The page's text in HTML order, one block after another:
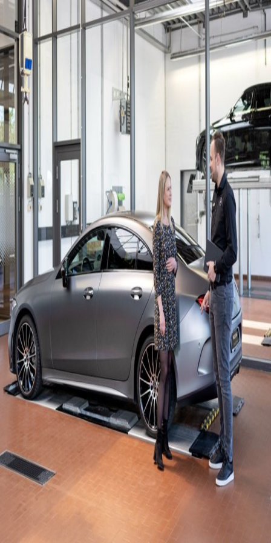
Gesetzliche Prüfungen
Unsere LKW-Werkstätten führen auch sämtliche gesetzliche
Prüfungen durch: darunter analoge und digitale
Fahrtenschreiberprüfung, Sicherheits- und UVV-Prüfung. Die
Hauptuntersuchung wird von einem externen Prüfingenieur
durchgeführt. Festgestellte Mängel können in gemeinsamer
Absprache direkt an Ort und Stelle behoben werden. Standorte:
Baden-Baden, Gaggenau, Herrenberg und Nagold
Termin vereinbaren